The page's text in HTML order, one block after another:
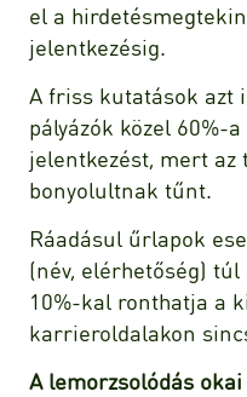
el a
jelentkezésig.
A friss kutatások azt
pályázók közel 60%-
jelentkezést, mert az
bonyolultnak tűnt.
Ráadásul űrlapok
(név, elérhetőség)
10%-kal ronthatja a
karrieroldalakon
A lemorzsolódás